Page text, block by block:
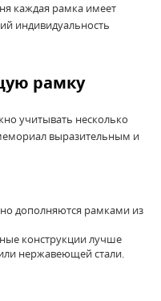
каждая рамка имеет
индивидуальность
рамку
учитывать несколько
выразительным и
дополняются рамками из
конструкции лучше
нержавеющей стали.